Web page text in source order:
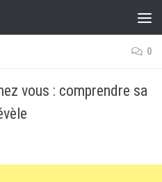
0
vous : comprendre sa